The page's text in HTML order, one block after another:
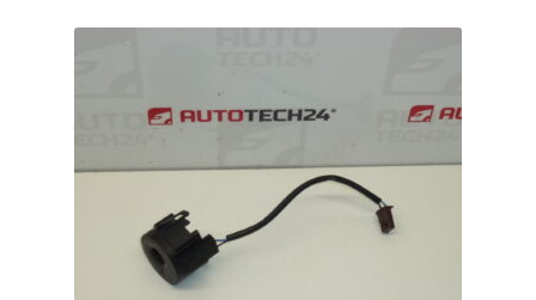
Kontakt
Mein Konto